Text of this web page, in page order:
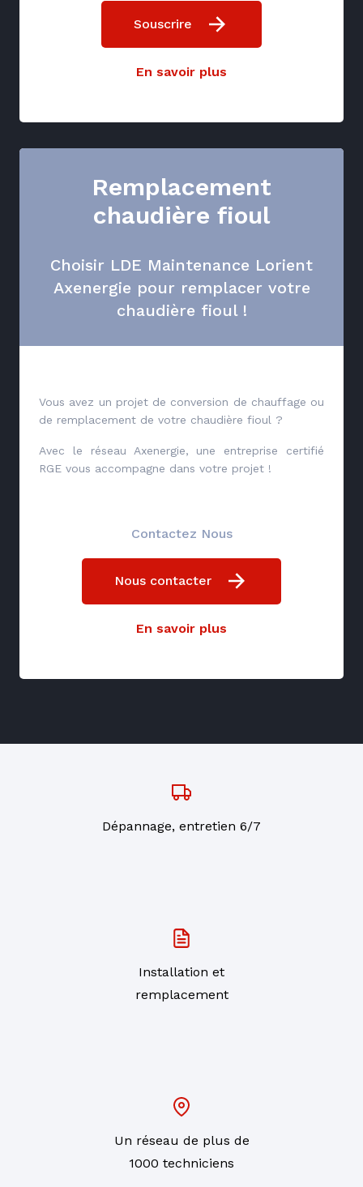
Souscrire
En savoir plus
Remplacement
chaudière fioul
Choisir LDE Maintenance Lorient
Axenergie pour remplacer votre
chaudière fioul !
Vous avez un projet de conversion de chauffage ou
de remplacement de votre chaudière fioul ?
Avec le réseau Axenergie, une entreprise certifié
RGE vous accompagne dans votre projet !
Contactez Nous
Nous contacter
En savoir plus
Dépannage, entretien 6/7
Installation et
remplacement
Un réseau de plus de
1000 techniciens